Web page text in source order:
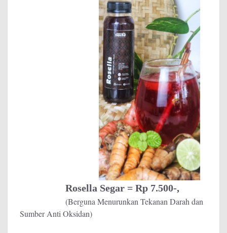
Rosella Segar = Rp 7.500-,
(Berguna Menurunkan Tekanan Darah dan
Sumber Anti Oksidan)